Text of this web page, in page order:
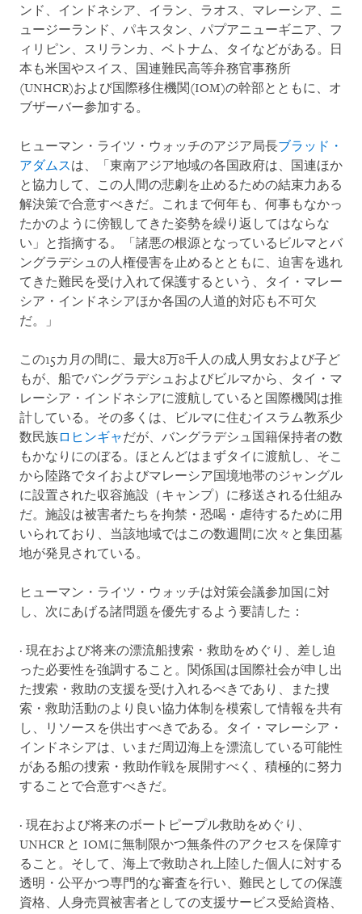
ンド、インドネシア、イラン、ラオス、マレーシア、ニ
ュージーランド、パキスタン、パプアニューギニア、フ
ィリピン、スリランカ、ベトナム、タイなどがある。日
本も米国やスイス、国連難民高等弁務官事務所
(UNHCR)および国際移住機関(IOM)の幹部とともに、オ
ブザーバー参加する。
ヒューマン・ライツ・ウォッチのアジア局長ブラッド・
アダムスは、「東南アジア地域の各国政府は、国連ほか
と協力して、この人間の悲劇を止めるための結束力ある
解決策で合意すべきだ。これまで何年も、何事もなかっ
たかのように傍観してきた姿勢を繰り返してはならな
い」と指摘する。「諸悪の根源となっているビルマとバ
ングラデシュの人権侵害を止めるとともに、迫害を逃れ
てきた難民を受け入れて保護するという、タイ・マレー
シア・インドネシアほか各国の人道的対応も不可欠
だ。」
この15カ月の間に、最大8万8千人の成人男女および子ど
もが、船でバングラデシュおよびビルマから、タイ・マ
レーシア・インドネシアに渡航していると国際機関は推
計している。その多くは、ビルマに住むイスラム教系少
数民族ロヒンギャだが、バングラデシュ国籍保持者の数
もかなりにのぼる。ほとんどはまずタイに渡航し、そこ
から陸路でタイおよびマレーシア国境地帯のジャングル
に設置された収容施設（キャンプ）に移送される仕組み
だ。施設は被害者たちを拘禁・恐喝・虐待するために用
いられており、当該地域ではこの数週間に次々と集団墓
地が発見されている。
ヒューマン・ライツ・ウォッチは対策会議参加国に対
し、次にあげる諸問題を優先するよう要請した：
· 現在および将来の漂流船捜索・救助をめぐり、差し迫
った必要性を強調すること。関係国は国際社会が申し出
た捜索・救助の支援を受け入れるべきであり、また捜
索・救助活動のより良い協力体制を模索して情報を共有
し、リソースを供出すべきである。タイ・マレーシア・
インドネシアは、いまだ周辺海上を漂流している可能性
がある船の捜索・救助作戦を展開すべく、積極的に努力
することで合意すべきだ。
· 現在および将来のボートピープル救助をめぐり、
UNHCR と IOMに無制限かつ無条件のアクセスを保障す
ること。そして、海上で救助され上陸した個人に対する
透明・公平かつ専門的な審査を行い、難民としての保護
資格、人身売買被害者としての支援サービス受給資格、